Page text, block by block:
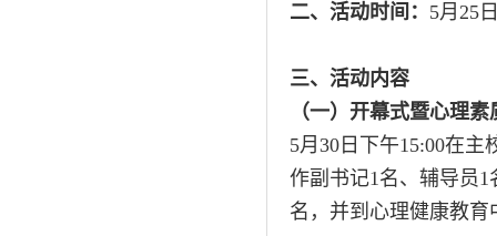
二、活动时间： 5月25
三、活动内容
（一）开幕式暨心理
5月30日下午15:00在
作副书记1名、辅导员1
名，并到心理健康教